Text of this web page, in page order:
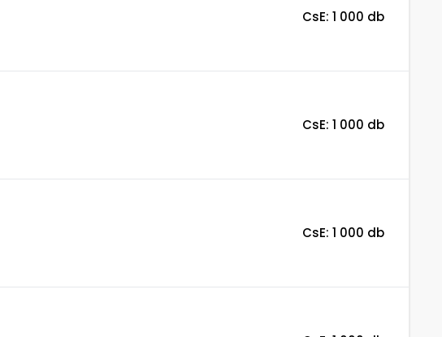
CsE: 1 000 db
CsE: 1 000 db
CsE: 1 000 db